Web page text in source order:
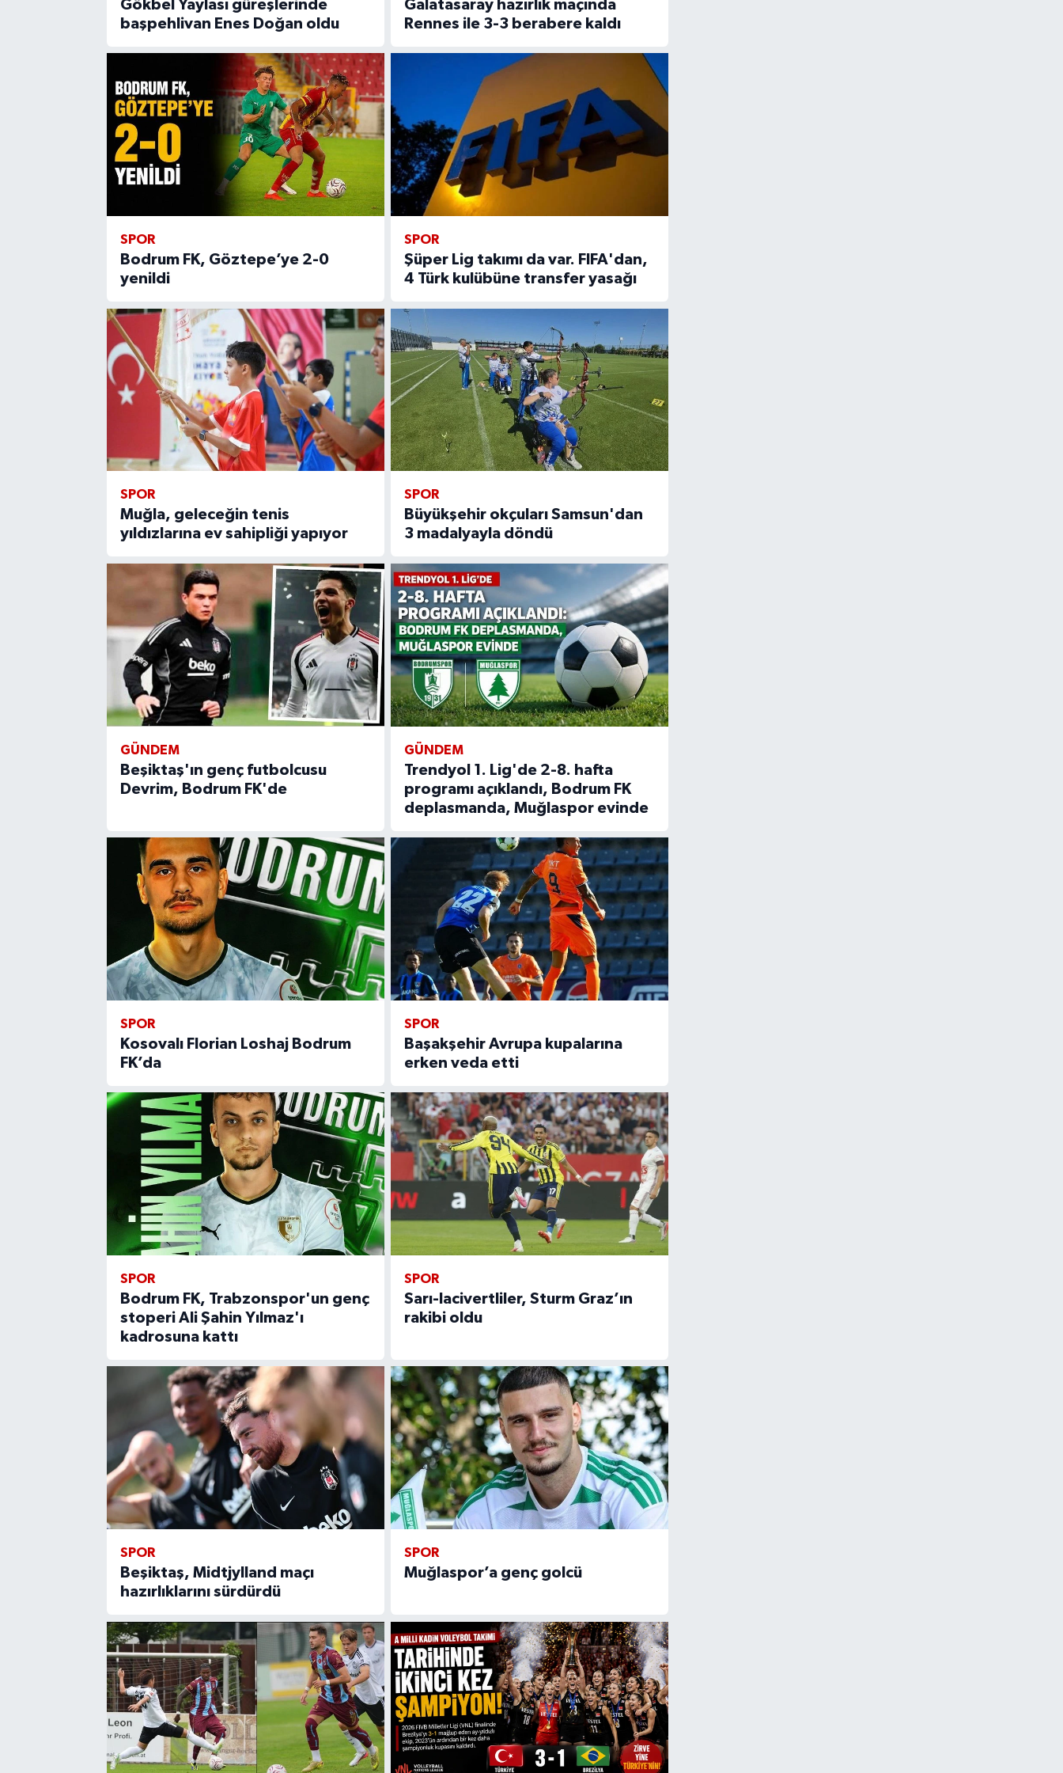
Gökbel Yaylası güreşlerinde
başpehlivan Enes Doğan oldu
Galatasaray hazırlık maçında
Rennes ile 3-3 berabere kaldı
SPOR
Bodrum FK, Göztepe’ye 2-0
yenildi
SPOR
Şüper Lig takımı da var. FIFA'dan,
4 Türk kulübüne transfer yasağı
SPOR
Muğla, geleceğin tenis
yıldızlarına ev sahipliği yapıyor
SPOR
Büyükşehir okçuları Samsun'dan
3 madalyayla döndü
GÜNDEM
Beşiktaş'ın genç futbolcusu
Devrim, Bodrum FK'de
GÜNDEM
Trendyol 1. Lig'de 2-8. hafta
programı açıklandı, Bodrum FK
deplasmanda, Muğlaspor evinde
SPOR
Kosovalı Florian Loshaj Bodrum
FK’da
SPOR
Başakşehir Avrupa kupalarına
erken veda etti
SPOR
Bodrum FK, Trabzonspor'un genç
stoperi Ali Şahin Yılmaz'ı
kadrosuna kattı
SPOR
Sarı-lacivertliler, Sturm Graz’ın
rakibi oldu
SPOR
Beşiktaş, Midtjylland maçı
hazırlıklarını sürdürdü
SPOR
Muğlaspor’a genç golcü